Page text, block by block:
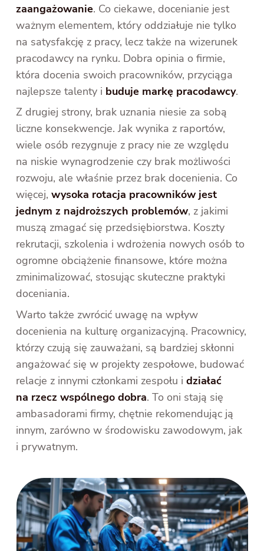
zaangażowanie. Co ciekawe, docenianie jest
ważnym elementem, który oddziałuje nie tylko
na satysfakcję z pracy, lecz także na wizerunek
pracodawcy na rynku. Dobra opinia o firmie,
która docenia swoich pracowników, przyciąga
najlepsze talenty i buduje markę pracodawcy.
Z drugiej strony, brak uznania niesie za sobą
liczne konsekwencje. Jak wynika z raportów,
wiele osób rezygnuje z pracy nie ze względu
na niskie wynagrodzenie czy brak możliwości
rozwoju, ale właśnie przez brak docenienia. Co
więcej,wysoka rotacja pracowników jest
jednym z najdroższych problemów, z jakimi
muszą zmagać się przedsiębiorstwa. Koszty
rekrutacji, szkolenia i wdrożenia nowych osób to
ogromne obciążenie finansowe, które można
zminimalizować, stosując skuteczne praktyki
doceniania.
Warto także zwrócić uwagę na wpływ
docenienia na kulturę organizacyjną. Pracownicy,
którzy czują się zauważani, są bardziej skłonni
angażować się w projekty zespołowe, budować
relacje z innymi członkami zespołu idziałać
na rzecz wspólnego dobra. To oni stają się
ambasadorami firmy, chętnie rekomendując ją
innym, zarówno w środowisku zawodowym, jak
i prywatnym.